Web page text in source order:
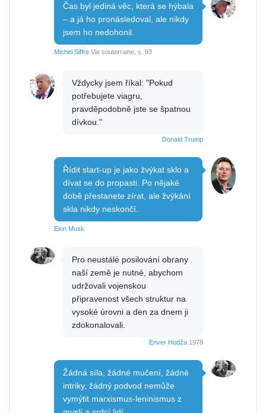
Čas byl jediná věc, která se hýbala
– a já ho pronásledoval, ale nikdy
jsem ho nedohonil.
Michel Siffre Vie souterraine, s. 93
Vždycky jsem říkal: "Pokud
potřebujete viagru,
pravděpodobně jste se špatnou
dívkou."
Donald Trump
Řídit start-up je jako žvýkat sklo a
dívat se do propasti. Po nějaké
době přestanete zírat, ale žvýkání
skla nikdy neskončí.
Elon Musk
Pro neustálé posilování obrany
naší země je nutné, abychom
udržovali vojenskou
připravenost všech struktur na
vysoké úrovni a den za dnem ji
zdokonalovali.
Enver Hodža 1978
Žádná síla, žádné mučení, žádné
intriky, žádný podvod nemůže
vymýtit marxismus-leninismus z